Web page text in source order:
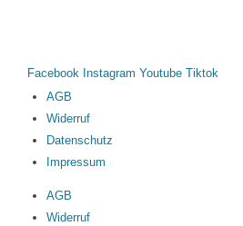
Facebook Instagram Youtube Tiktok
AGB
Widerruf
Datenschutz
Impressum
AGB
Widerruf